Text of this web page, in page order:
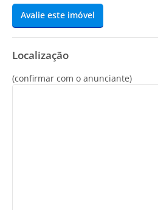
Avalie este imóvel
Localização
(confirmar com o anunciante)